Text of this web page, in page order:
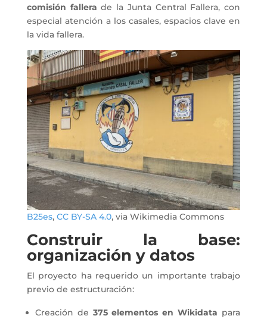
comisión fallera de la Junta Central Fallera, con
especial atención a los casales, espacios clave en
la vida fallera.
B25es, CC BY-SA 4.0, via Wikimedia Commons
Construir la base:
organización y datos
El proyecto ha requerido un importante trabajo
previo de estructuración:
Creación de 375 elementos en Wikidata para